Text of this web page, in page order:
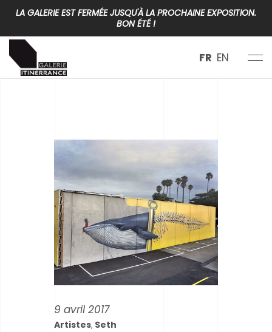
LA GALERIE EST FERMÉE JUSQU'À LA PROCHAINE EXPOSITION.
BON ÉTÉ !
FR EN
9 avril 2017
Artistes, Seth